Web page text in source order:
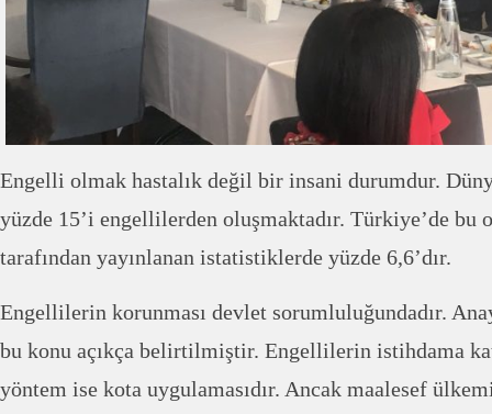
Engelli olmak hastalık değil bir insani durumdur.
yüzde 15’i engellilerden oluşmaktadır. Türkiye’de bu
tarafından yayınlanan istatistiklerde yüzde 6,6’dır.
Engellilerin korunması devlet sorumluluğundadır.
bu konu açıkça belirtilmiştir. Engellilerin istihdama
yöntem ise kota uygulamasıdır. Ancak maalesef